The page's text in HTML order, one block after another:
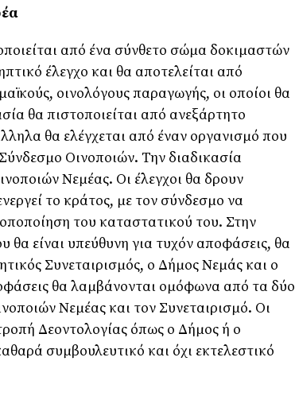
από ένα σύνθετο σώμα δοκιμαστών
έλεγχο και θα αποτελείται από
οινολόγους παραγωγής, οι οποίοι θα
θα πιστοποιείται από ανεξάρτητο
θα ελέγχεται από έναν οργανισμό που
Οινοποιών. Την διαδικασία
Νεμέας. Οι έλεγχοι θα δρουν
το κράτος, με τον σύνδεσμο να
του καταστατικού του. Στην
είναι υπεύθυνη για τυχόν αποφάσεις, θα
Συνεταιρισμός, ο Δήμος Νεμάς και ο
θα λαμβάνονται ομόφωνα από τα δύο
Νεμέας και τον Συνεταιρισμό. Οι
Δεοντολογίας όπως ο Δήμος ή ο
συμβουλευτικό και όχι εκτελεστικό